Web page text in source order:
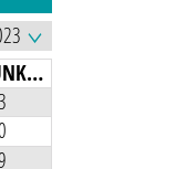
PUNKTE